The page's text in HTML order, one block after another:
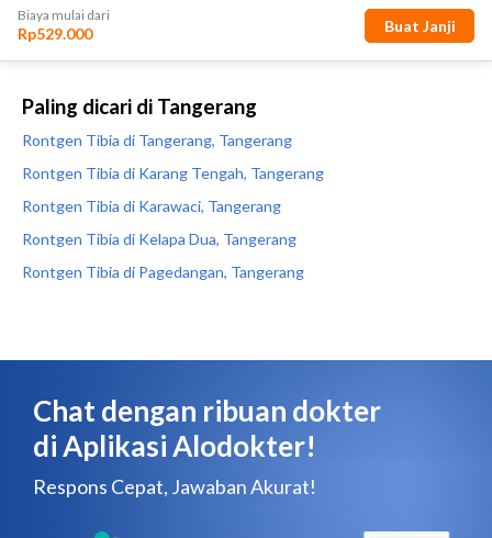
Paling dicari di Tangerang
Rontgen Tibia di Tangerang, Tangerang
Rontgen Tibia di Karang Tengah, Tangerang
Rontgen Tibia di Karawaci, Tangerang
Rontgen Tibia di Kelapa Dua, Tangerang
Rontgen Tibia di Pagedangan, Tangerang